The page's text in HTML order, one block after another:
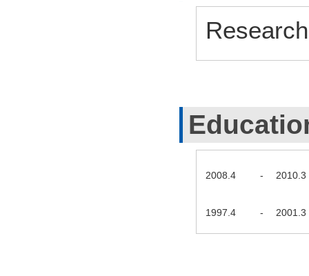
2008.4 - 2010.3
1997.4 - 2001.3